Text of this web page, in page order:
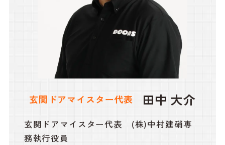
玄関ドアマイスター代表 田中 大介
玄関ドアマイスター代表 (株)中村建硝専
務執行役員